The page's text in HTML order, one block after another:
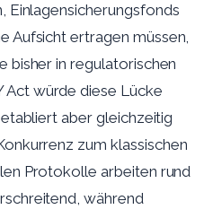
Einlagensicherungsfonds
Aufsicht ertragen müssen,
bisher in regulatorischen
Act würde diese Lücke
aber gleichzeitig
zum klassischen
Protokolle arbeiten rund
während